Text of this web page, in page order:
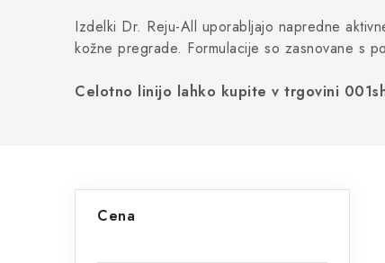
Izdelki Dr. Reju-All uporabljajo napredne
kožne pregrade. Formulacije so zasnovane s
Celotno linijo lahko kupite v trgovini
Cena